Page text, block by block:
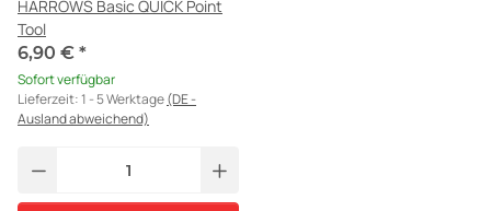
HARROWS Basic QUICK Point
Tool
6,90 € *
Sofort verfügbar
Lieferzeit:1 - 5 Werktage(DE -
Ausland abweichend)